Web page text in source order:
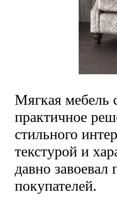
Мягкая мебель
практичное
стильного
текстурой и
давно завоевал
покупателей.